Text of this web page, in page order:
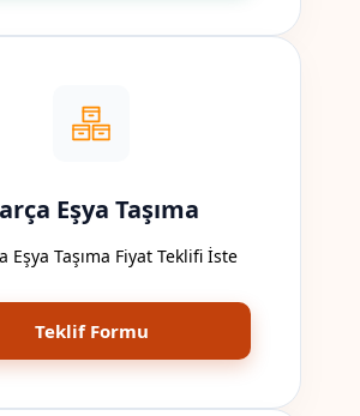
Eşya Taşıma
Eşya Taşıma Fiyat Teklifi İste
Teklif Formu